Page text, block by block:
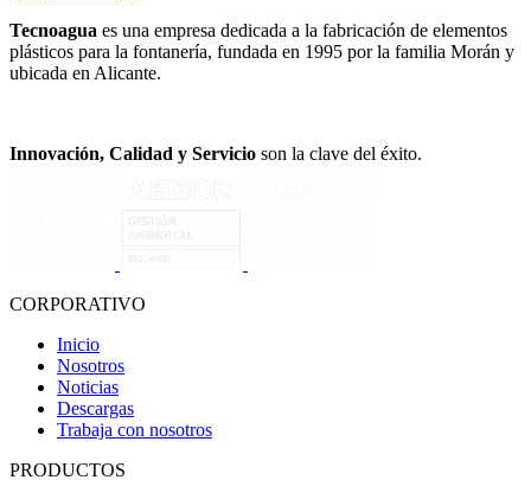
Tecnoagua es una empresa dedicada a la fabricación de elementos
plásticos para la fontanería, fundada en 1995 por la familia Morán y
ubicada en Alicante.
Innovación, Calidad y Servicio son la clave del éxito.
CORPORATIVO
Inicio
Nosotros
Noticias
Descargas
Trabaja con nosotros
PRODUCTOS